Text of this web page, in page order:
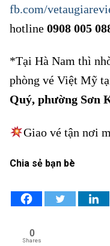
fb.com/
hotline 0908 005
*Tại Hà Nam thì
phòng vé Việt Mỹ
Quý, phường Sơn
Giao vé tận nơi
Chia sẻ bạn bè
0
Shares